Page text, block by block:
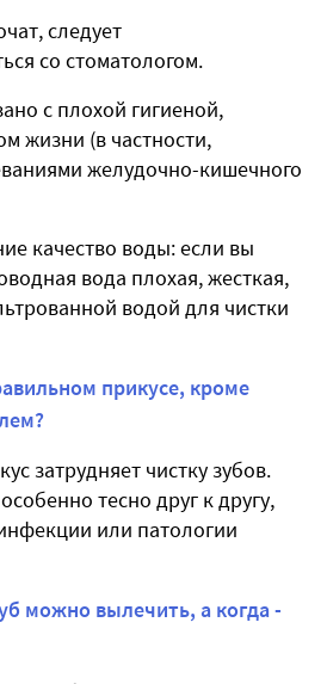
следует
со стоматологом.
с плохой гигиеной,
жизни (в частности,
желудочно-кишечного
качество воды: если вы
вода плохая, жесткая,
водой для чистки
прикусе, кроме
затрудняет чистку зубов.
тесно друг к другу,
или патологии
можно вылечить, а когда -